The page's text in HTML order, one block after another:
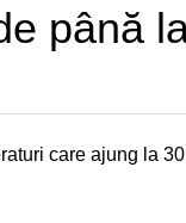
până
care ajung la